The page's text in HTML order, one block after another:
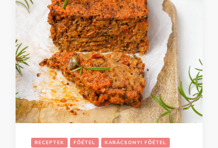
RECEPTEK FŐÉTEL KARÁCSONYI FŐÉTEL